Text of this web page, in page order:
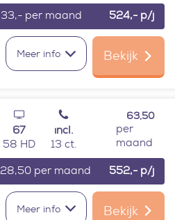
33,- per maand 524,- p/j
Meer info Bekijk
67
58 HD
incl.
13 ct.
63,50
per
maand
28,50 per maand 552,- p/j
Meer info Bekijk